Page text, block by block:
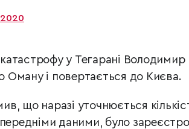
у Тегарані Володимир
Оману і повертається до Києва.
що наразі уточнюється
даними, було